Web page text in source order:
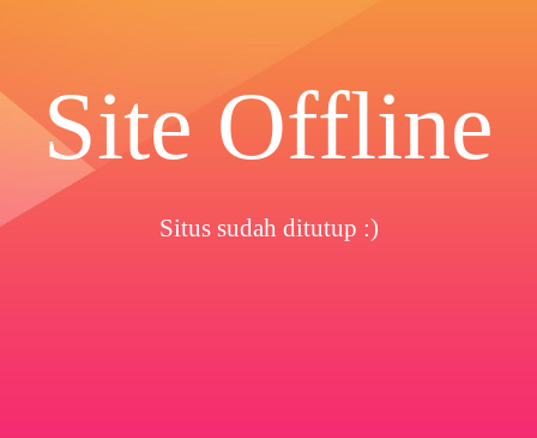
Site Offline
Situs sudah ditutup :)